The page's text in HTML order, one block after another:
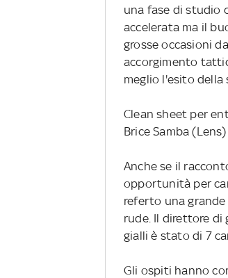
una fase di studio
accelerata ma il
grosse occasioni
accorgimento
meglio l'esito della
Clean sheet per
Brice Samba
Anche se il
opportunità per
referto una
rude. Il direttore di
gialli è stato di 7
Gli ospiti hanno